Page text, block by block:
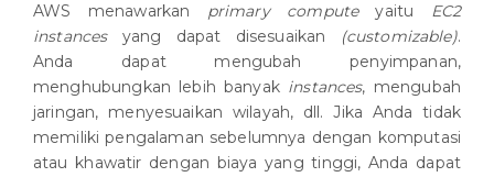
AWS menawarkan primary computeyaitu EC2
instancesyang dapat disesuaikan (customizable).
Anda dapat mengubah penyimpanan,
menghubungkan lebih banyak instances, mengubah
jaringan, menyesuaikan wilayah, dll. Jika Anda tidak
memiliki pengalaman sebelumnya dengan komputasi
atau khawatir dengan biaya yang tinggi, Anda dapat